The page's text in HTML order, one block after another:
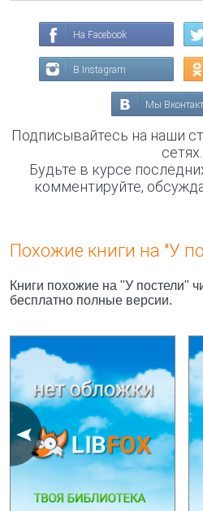
На Facebook
В Instagram
Мы
Подписывайтесь на наши
сетях.
Будьте в курсе
комментируйте,
Похожие книги на "У
Книги похожие на "У постели"
бесплатно полные версии.